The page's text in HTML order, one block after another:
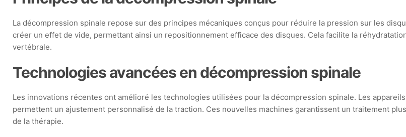
La décompression spinale repose sur des principes mécaniques conçus pour réduire la pression sur les
créer un effet de vide, permettant ainsi un repositionnement efficace des disques. Cela facilite la
vertébrale.
Technologies avancées en décompression spinale
Les innovations récentes ont amélioré les technologies utilisées pour la décompression spinale. Les
permettent un ajustement personnalisé de la traction. Ces nouvelles machines garantissent un traitement
de la thérapie.